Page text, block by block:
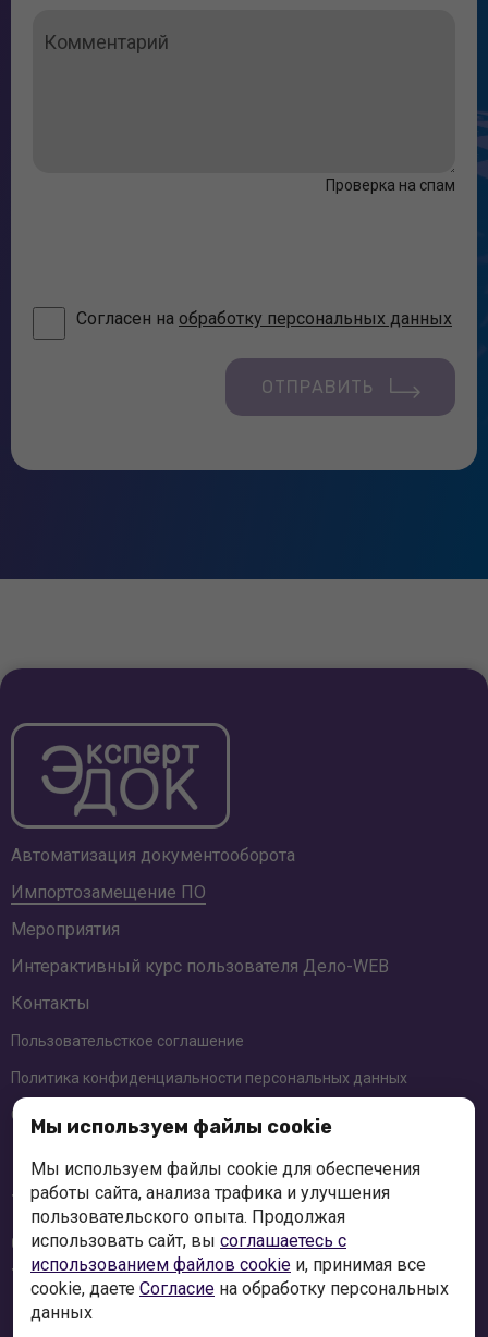
Согласен на обработку персональных данных
Проверка на спам
ОТПРАВИТЬ
Автоматизация документооборота
Импортозамещение ПО
Мероприятия
Интерактивный курс пользователя Дело-WEB
Контакты
Пользовательсткое соглашение
Политика конфиденциальности персональных данных
Соглашение об использовании cookie-файлов
Краснодар
+7 (861) 991-49-47
Ставрополь
+7 (8652) 997-840
mail@expert-doc.ru
Мы используем файлы cookie
Мы используем файлы cookie для обеспечения
работы сайта, анализа трафика и улучшения
пользовательского опыта. Продолжая
использовать сайт, вы соглашаетесь с
использованием файлов cookie и, принимая все
cookie, даете Согласие на обработку персональных
данных